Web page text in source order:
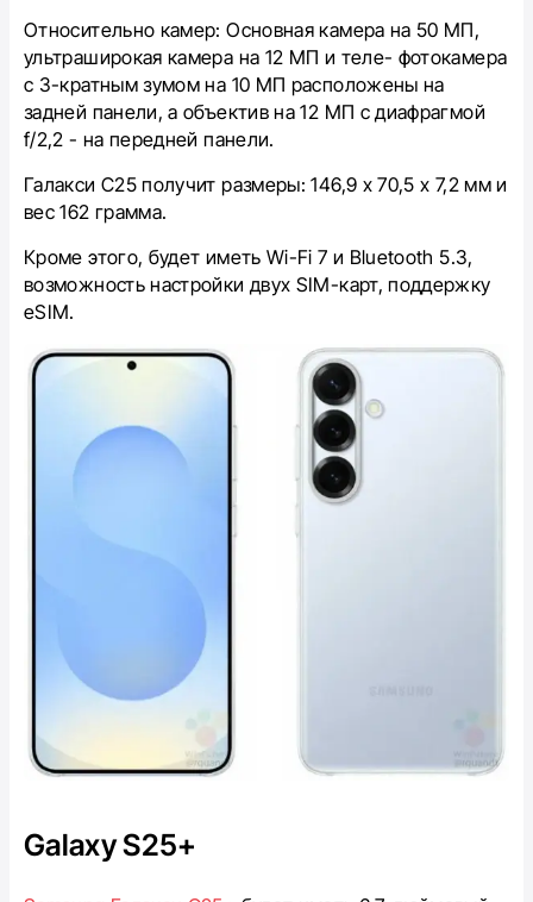
Относительно камер: Основная камера на 50 МП,
ультраширокая камера на 12 МП и теле- фотокамера
с 3-кратным зумом на 10 МП расположены на
задней панели, а объектив на 12 МП с диафрагмой
f/2,2 - на передней панели.
Галакси С25 получит размеры: 146,9 x 70,5 x 7,2 мм и
вес 162 грамма.
Кроме этого, будет иметь Wi-Fi 7 и Bluetooth 5.3,
возможность настройки двух SIM-карт, поддержку
eSIM.
Galaxy S25+